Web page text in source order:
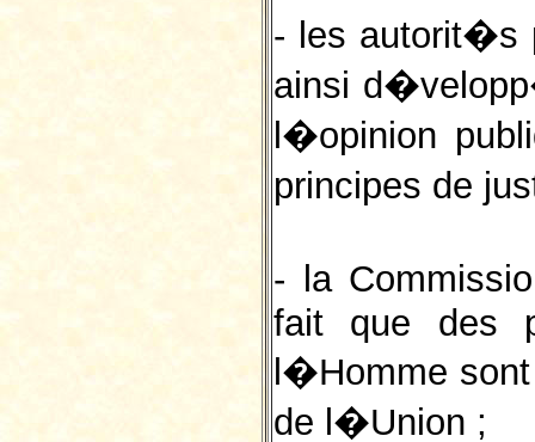
- les autorit�s
ainsi
l�opinion
principes de
- la
fait que des
l�Homme
de l�Union ;